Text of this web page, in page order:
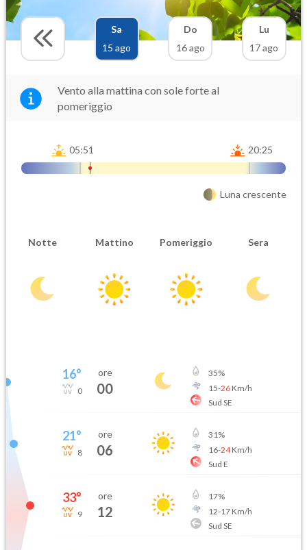
Sa
15 ago
Do
16 ago
Lu
17 ago
Vento alla mattina con sole forte al
pomeriggio
05:51 20:25
Luna crescente
Notte Mattino Pomeriggio Sera
16°
0
ore
00
35%
15-26Km/h
Sud SE
21°
8
ore
06
31%
16-24Km/h
Sud E
33°
9
ore
12
17%
12-17Km/h
Sud SE